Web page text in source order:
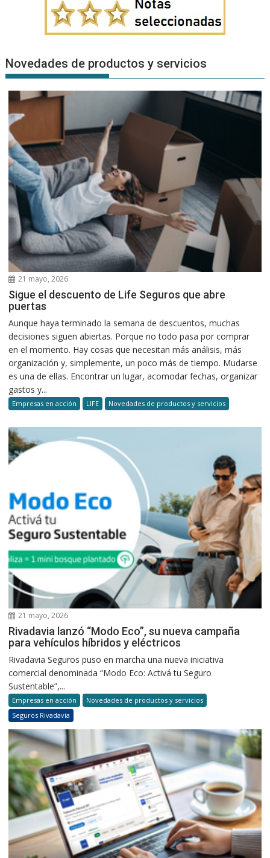
Novedades de productos y servicios
21 mayo, 2026
Sigue el descuento de Life Seguros que abre
puertas
Aunque haya terminado la semana de descuentos, muchas
decisiones siguen abiertas. Porque no todo pasa por comprar
en el momento. Hay cosas que necesitan más análisis, más
organización y, simplemente, un poco más de tiempo. Mudarse
es una de ellas. Encontrar un lugar, acomodar fechas, organizar
gastos y...
Empresas en acción LIFE Novedades de productos y servicios
21 mayo, 2026
Rivadavia lanzó “Modo Eco”, su nueva campaña
para vehículos híbridos y eléctricos
Rivadavia Seguros puso en marcha una nueva iniciativa
comercial denominada “Modo Eco: Activá tu Seguro
Sustentable”,...
Empresas en acción
Novedades de productos y servicios
Seguros Rivadavia